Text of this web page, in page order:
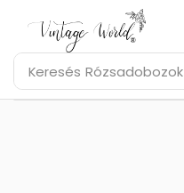
Keresés Rózsadobozok